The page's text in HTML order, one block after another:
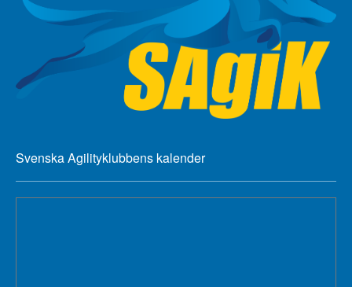
Svenska Agilityklubbens kalender